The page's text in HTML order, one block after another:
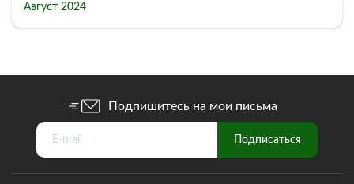
Август 2024
Подпишитесь на мои письма